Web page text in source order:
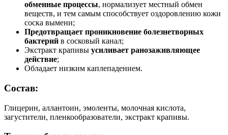
обменные процессы, нормализует местный обмен
веществ, и тем самым способствует оздоровлению кожи
соска вымени;
Предотвращает проникновение болезнетворных
бактерий в сосковый канал;
Экстракт крапивы усиливает ранозаживляющее
действие;
Обладает низким каплепадением.
Состав:
Глицерин, аллантоин, эмоленты, молочная кислота,
загустители, пленкообразователи, экстракт крапивы.